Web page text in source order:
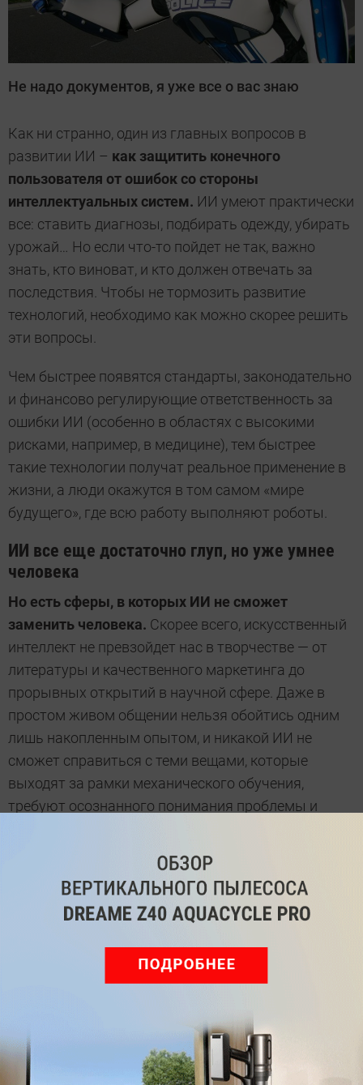
Не надо документов, я уже все о вас знаю
Как ни странно, один из главных вопросов в
развитии ИИ – как защитить конечного
пользователя от ошибок со стороны
интеллектуальных систем. ИИ умеют практически
все: ставить диагнозы, подбирать одежду, убирать
урожай… Но если что-то пойдет не так, важно
знать, кто виноват, и кто должен отвечать за
последствия. Чтобы не тормозить развитие
технологий, необходимо как можно скорее решить
эти вопросы.
Чем быстрее появятся стандарты, законодательно
и финансово регулирующие ответственность за
ошибки ИИ (особенно в областях с высокими
рисками, например, в медицине), тем быстрее
такие технологии получат реальное применение в
жизни, а люди окажутся в том самом «мире
будущего», где всю работу выполняют роботы.
ИИ все еще достаточно глуп, но уже умнее
человека
Но есть сферы, в которых ИИ не сможет
заменить человека. Скорее всего, искусственный
интеллект не превзойдет нас в творчестве — от
литературы и качественного маркетинга до
прорывных открытий в научной сфере. Даже в
простом живом общении нельзя обойтись одним
лишь накопленным опытом, и никакой ИИ не
сможет справиться с теми вещами, которые
выходят за рамки механического обучения,
требуют осознанного понимания проблемы и
песню, но ее смысл не повлияет на сознание
. Пока такие разработки — только
развлечение и попытки научить ИИ чему-то
забавному.
После захватывающих фильмов про Скайнет и
восстание машин простым обывателям будет
стандартизации мы сможем использовать
роботизированные системы так же легко, как
обычную бытовую технику.